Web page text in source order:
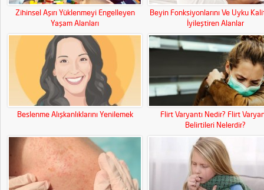
Zihinsel Aşırı Yüklenmeyi Engelleyen
Yaşam Alanları
Beyin Fonksiyonlarını Ve Uyku
İyileştiren Alanlar
Beslenme Alışkanlıklarını Yenilemek
Flirt Varyantı Nedir? Flirt
Belirtileri Nelerdir?